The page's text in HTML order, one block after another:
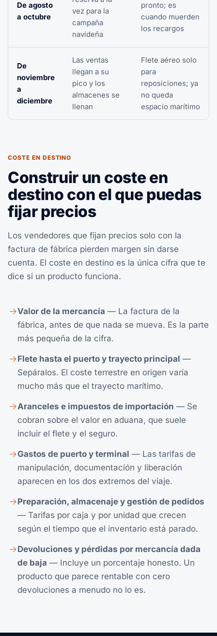
De agosto
a octubre
vez para la
campaña
navideña
pronto; es
cuando muerden
los recargos
De
noviembre
a
diciembre
Las ventas
llegan a su
pico y los
almacenes se
llenan
Flete aéreo solo
para
reposiciones; ya
no queda
espacio marítimo
COSTE EN DESTINO
Construir un coste en
destino con el que puedas
fijar precios
Los vendedores que fijan precios solo con la
factura de fábrica pierden margen sin darse
cuenta. El coste en destino es la única cifra que te
dice si un producto funciona.
Valor de la mercancía — La factura de la
fábrica, antes de que nada se mueva. Es la parte
más pequeña de la cifra.
Flete hasta el puerto y trayecto principal —
Sepáralos. El coste terrestre en origen varía
mucho más que el trayecto marítimo.
Aranceles e impuestos de importación — Se
cobran sobre el valor en aduana, que suele
incluir el flete y el seguro.
Gastos de puerto y terminal — Las tarifas de
manipulación, documentación y liberación
aparecen en los dos extremos del viaje.
Preparación, almacenaje y gestión de pedidos
— Tarifas por caja y por unidad que crecen
según el tiempo que el inventario está parado.
Devoluciones y pérdidas por mercancía dada
de baja — Incluye un porcentaje honesto. Un
producto que parece rentable con cero
devoluciones a menudo no lo es.